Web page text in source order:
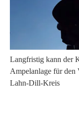
Ländlicher Raum
Natur, Umwelt &
Sport, Kultur &
Langfristig kann der
Ampelanlage für den
Lahn-Dill-Kreis